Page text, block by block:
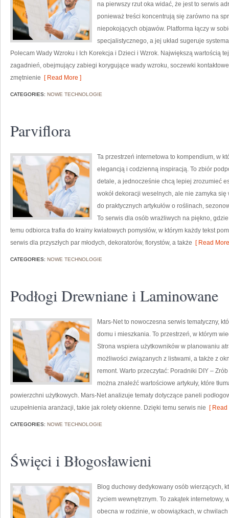
na pierwszy rzut oka widać, że jest to serwis
ponieważ treści koncentrują się zarówno na
niepokojących objawów. Platforma łączy w
specjalistycznego, a jej układ sugeruje
Polecam Wady Wzroku i Ich Korekcja i Dzieci i Wzrok. Największą wartością
zagadnień, obejmujący zabiegi korygujące wady wzroku, soczewki
zmętnienie [ Read More ]
CATEGORIES: NOWE TECHNOLOGIE
Parviflora
Ta przestrzeń internetowa to kompendium, w
elegancją i codzienną inspiracją. To zbiór
detale, a jednocześnie chcą lepiej zrozumieć
wokół dekoracji weselnych, ale nie zamyka
do praktycznych artykułów o roślinach,
To serwis dla osób wrażliwych na piękno,
temu odbiorca trafia do krainy kwiatowych pomysłów, w którym każdy tekst
serwis dla przyszłych par młodych, dekoratorów, florystów, a także [ Read
CATEGORIES: NOWE TECHNOLOGIE
Podłogi Drewniane i Laminowane
Mars-Net to nowoczesna serwis tematyczny,
domu i mieszkania. To przestrzeń, w którym
Strona wspiera użytkowników w planowaniu
możliwości związanych z listwami, a także z
remont. Warto przeczytać: Poradniki DIY –
można znaleźć wartościowe artykuły, które
powierzchni użytkowych. Mars-Net analizuje tematy dotyczące paneli
uzupełnienia aranżacji, takie jak rolety okienne. Dzięki temu serwis nie [ Read
CATEGORIES: NOWE TECHNOLOGIE
Święci i Błogosławieni
Blog duchowy dedykowany osób wierzących,
życiem wewnętrznym. To zakątek internetowy,
obecna w rodzinie, w obowiązkach, w